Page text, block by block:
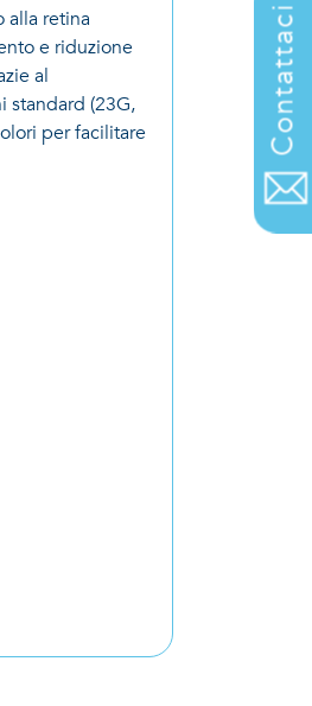
alla retina
e riduzione
al
standard (23G,
per facilitare
Contattaci